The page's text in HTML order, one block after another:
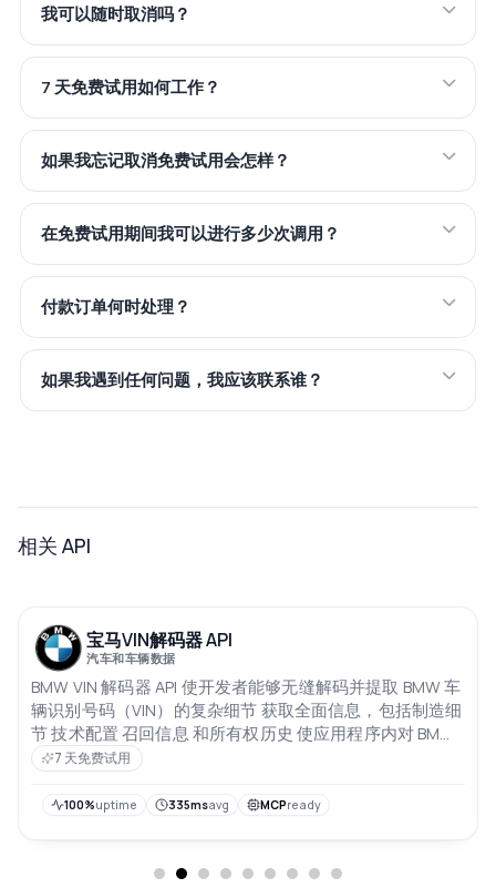
我可以随时取消吗？
7 天免费试用如何工作？
如果我忘记取消免费试用会怎样？
在免费试用期间我可以进行多少次调用？
付款订单何时处理？
如果我遇到任何问题，我应该联系谁？
相关 API
宝马VIN解码器 API
汽车和车辆数据
BMW VIN 解码器 API 使开发者能够无缝解码并提取 BMW 车
辆识别号码（VIN）的复杂细节 获取全面信息，包括制造细
节 技术配置 召回信息 和所有权历史 使应用程序内对 BMW
车辆进行详细探索成为可能
7 天免费试用
100%uptime 335msavg MCPready